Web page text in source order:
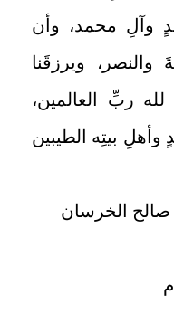
وآلِ محمد، وأن
والنصر، ويرزقَنا
لله ربِّ العالمين،
بيتِه الطيبين
الخرسان